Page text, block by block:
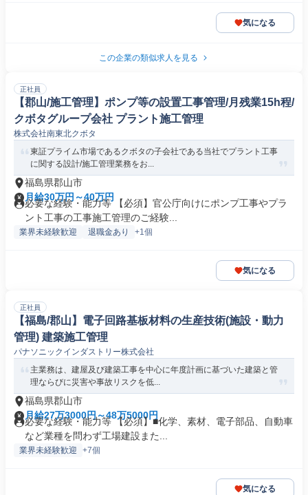
気になる
この企業の類似求人を見る
正社員
【郡山/施工管理】ポンプ等の設置工事管理/月残業15h程/
クボタグループ会社 プラント施工管理
株式会社南東北クボタ
東証プライム市場であるクボタの子会社である当社でプラント工事
に関する設計/施工管理業務をお...
福島県郡山市
月給30万円～40万円
必要な経験・能力等 【必須】官公庁向けにポンプ工事やプラ
ント工事の工事施工管理のご経験...
業界未経験歓迎 退職金あり +1個
気になる
正社員
【福島/郡山】電子回路基板材料の生産技術(施設・動力
管理) 建築施工管理
パナソニックインダストリー株式会社
主業務は、建屋及び建築工事を中心に年度計画に基づいた建築と管
理ならびに災害や事故リスクを低...
福島県郡山市
月給27万3000円～48万5000円
必要な経験・能力等 【必須】■化学、素材、電子部品、自動車
など業種を問わず工場建設また...
業界未経験歓迎 +7個
気になる